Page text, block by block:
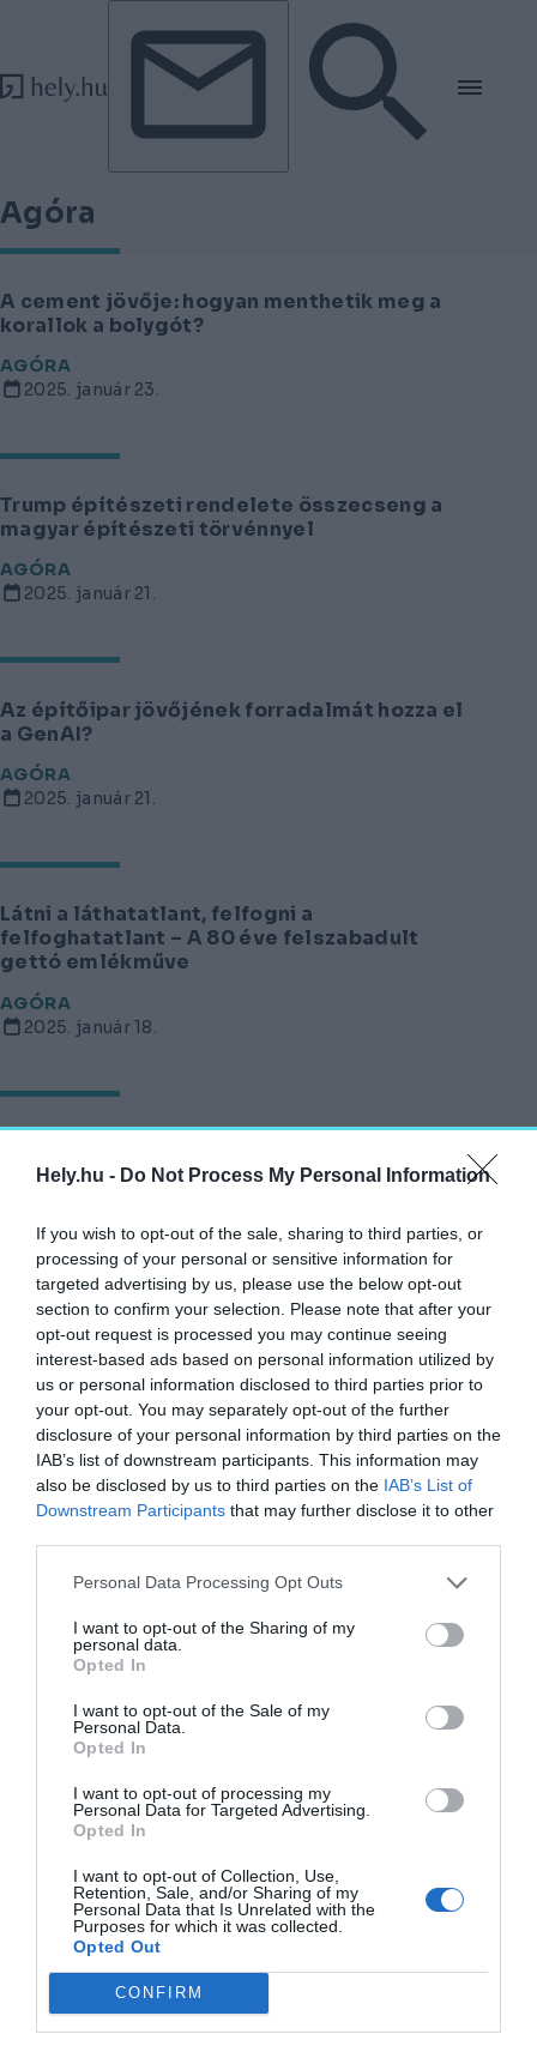
Hely.hu - Do Not Process My Personal Information
If you wish to opt-out of the sale, sharing to third parties, or
processing of your personal or sensitive information for
targeted advertising by us, please use the below opt-out
section to confirm your selection. Please note that after your
opt-out request is processed you may continue seeing
interest-based ads based on personal information utilized by
us or personal information disclosed to third parties prior to
your opt-out. You may separately opt-out of the further
disclosure of your personal information by third parties on the
IAB’s list of downstream participants. This information may
also be disclosed by us to third parties on the IAB’s List of
Downstream Participants that may further disclose it to other
Personal Data Processing Opt Outs
I want to opt-out of the Sharing of my
personal data.
Opted In
I want to opt-out of the Sale of my
Personal Data.
Opted In
I want to opt-out of processing my
Personal Data for Targeted Advertising.
Opted In
I want to opt-out of Collection, Use,
Retention, Sale, and/or Sharing of my
Personal Data that Is Unrelated with the
Purposes for which it was collected.
Opted Out
CONFIRM
Tovább a tartalomhoz
Tovább a lábléchez
Agóra
A cement jövője: hogyan menthetik meg a
korallok a bolygót?
AGÓRA
2025. január 23.
Trump építészeti rendelete összecseng a
magyar építészeti törvénnyel
AGÓRA
2025. január 21.
Az építőipar jövőjének forradalmát hozza el
a GenAI?
AGÓRA
2025. január 21.
Látni a láthatatlant, felfogni a
felfoghatatlant – A 80 éve felszabadult
gettó emlékműve
AGÓRA
2025. január 18.
hogyan léphetünk előre a globális
versenyben?
AGÓRA
2025. január 17.
Lakatlan felhőkarcolók – erre használják a
többszáz méter magas épületeket
AGÓRA
2025. január 16.
Vályogból épít, sztereotípiákat rombol –
Interjú Bihari Ádámmal, a Naturarch Stúdió
alapítójával
Környezettudatosság, alkalmazkodás,
innováció – Építészeti jóslatok építészektől
2025. január 11.
Technikai bravúr és ízig-vérig művészet: